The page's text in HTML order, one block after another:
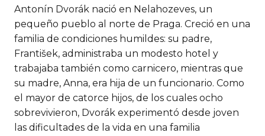
Antonín Dvorák nació en Nelahozeves, un
pequeño pueblo al norte de Praga. Creció en una
familia de condiciones humildes: su padre,
František, administraba un modesto hotel y
trabajaba también como carnicero, mientras que
su madre, Anna, era hija de un funcionario. Como
el mayor de catorce hijos, de los cuales ocho
sobrevivieron, Dvorák experimentó desde joven
las dificultades de la vida en una familia